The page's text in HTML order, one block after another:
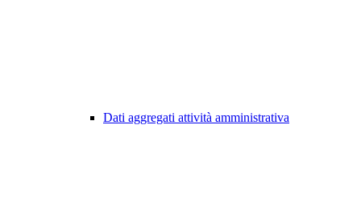
Dati aggregati attività amministrativa